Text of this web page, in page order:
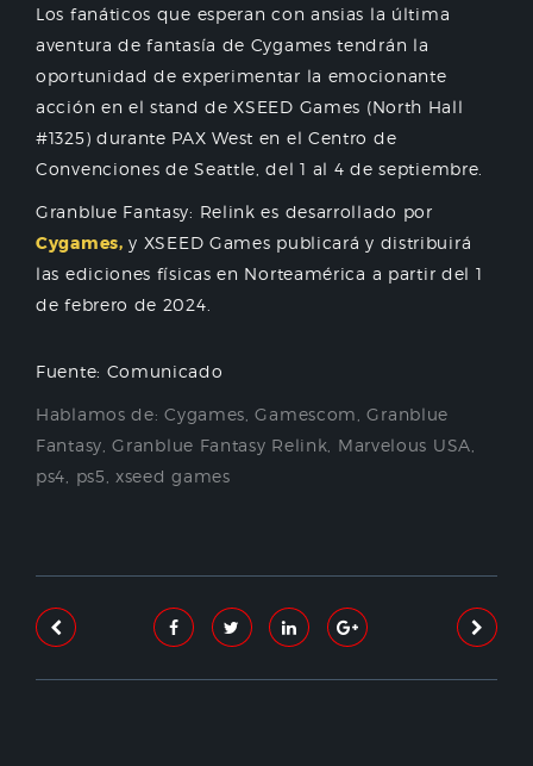
Los fanáticos que esperan con ansias la última
aventura de fantasía de Cygames tendrán la
oportunidad de experimentar la emocionante
acción en el stand de XSEED Games (North Hall
#1325) durante PAX West en el Centro de
Convenciones de Seattle, del 1 al 4 de septiembre.
Granblue Fantasy: Relink es desarrollado por
Cygames, y XSEED Games publicará y distribuirá
las ediciones físicas en Norteamérica a partir del 1
de febrero de 2024.
Fuente: Comunicado
Hablamos de:Cygames ,Gamescom ,Granblue
Fantasy ,Granblue Fantasy Relink Marvelous USA
ps4
ps5 xseed games